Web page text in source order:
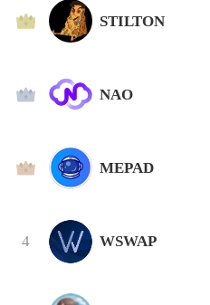
1 STILTON
2 NAO
3 MEPAD
4 WSWAP